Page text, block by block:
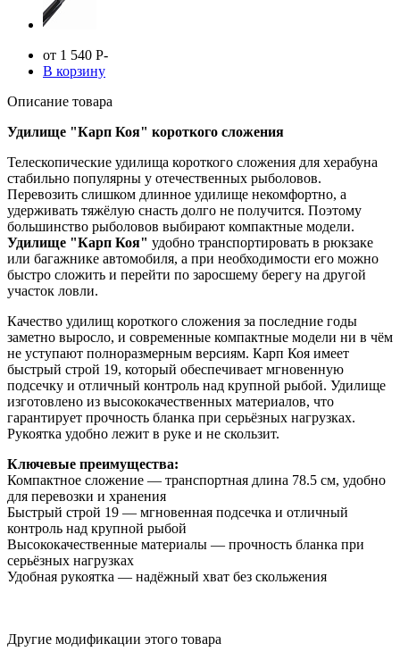
от 1 540 Р-
В корзину
Описание товара
Удилище "Карп Коя" короткого сложения
Телескопические удилища короткого сложения для херабуна
стабильно популярны у отечественных рыболовов.
Перевозить слишком длинное удилище некомфортно, а
удерживать тяжёлую снасть долго не получится. Поэтому
большинство рыболовов выбирают компактные модели.
Удилище "Карп Коя" удобно транспортировать в рюкзаке
или багажнике автомобиля, а при необходимости его можно
быстро сложить и перейти по заросшему берегу на другой
участок ловли.
Качество удилищ короткого сложения за последние годы
заметно выросло, и современные компактные модели ни в чём
не уступают полноразмерным версиям. Карп Коя имеет
быстрый строй 19, который обеспечивает мгновенную
подсечку и отличный контроль над крупной рыбой. Удилище
изготовлено из высококачественных материалов, что
гарантирует прочность бланка при серьёзных нагрузках.
Рукоятка удобно лежит в руке и не скользит.
Ключевые преимущества:
Компактное сложение — транспортная длина 78.5 см, удобно
для перевозки и хранения
Быстрый строй 19 — мгновенная подсечка и отличный
контроль над крупной рыбой
Высококачественные материалы — прочность бланка при
серьёзных нагрузках
Удобная рукоятка — надёжный хват без скольжения
Другие модификации этого товара